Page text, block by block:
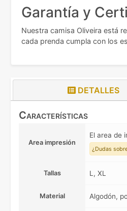
Garantía y
Nuestra camisa Oliveira está
cada prenda cumpla con los
DETALLES
Características
Area impresión
El area de
¿Dudas
Tallas L, XL
Material Algodón,